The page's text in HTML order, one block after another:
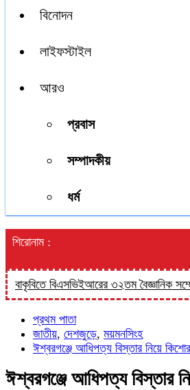
বিনোদন
লাইফস্টাইল
আরও
প্রবাস
সম্পাদকীয়
ধর্ম
শিরোনাম :
বিএসভিইআরের ৩২তম বৈজ্ঞানিক
প্রথম পাতা
জাতীয়, দেশজুড়ে, ময়মনসিংহ
ঈশ্বরগঞ্জে আধিপত্য বিস্তার নিয়ে
ঈশ্বরগঞ্জে আধিপত্য বিস্তার